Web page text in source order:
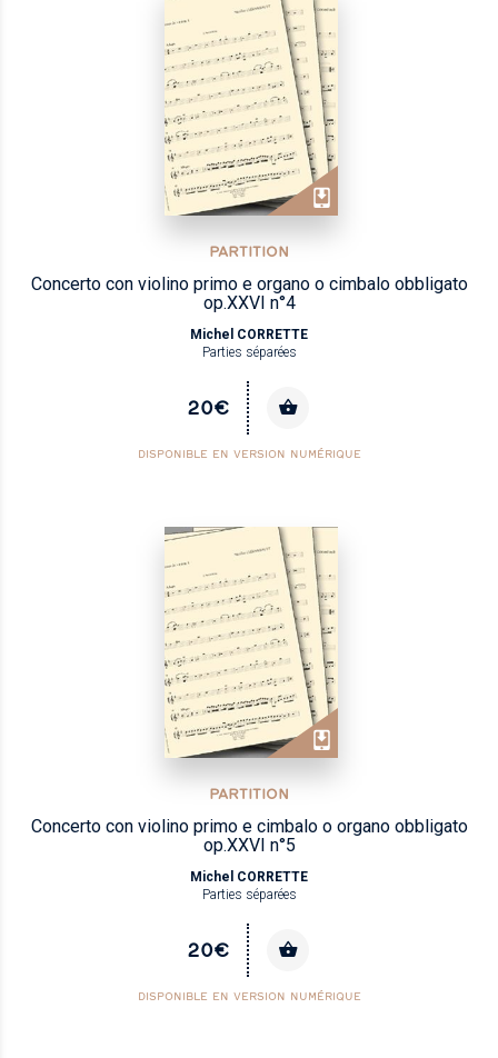
PARTITION
Concerto con violino primo e organo o cimbalo obbligato
op.XXVI n°4
Michel CORRETTE
Parties séparées
20€
DISPONIBLE EN VERSION NUMÉRIQUE
PARTITION
Concerto con violino primo e cimbalo o organo obbligato
op.XXVI n°5
Michel CORRETTE
Parties séparées
20€
DISPONIBLE EN VERSION NUMÉRIQUE